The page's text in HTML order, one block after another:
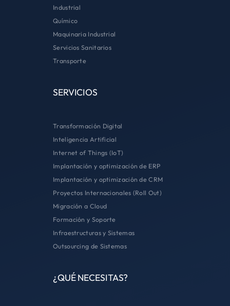
Industrial
Químico
Maquinaria Industrial
Servicios Sanitarios
Transporte
SERVICIOS
Transformación Digital
Inteligencia Artificial
Internet of Things (IoT)
Implantación y optimización de ERP
Implantación y optimización de CRM
Proyectos Internacionales (Roll Out)
Migración a Cloud
Formación y Soporte
Infraestructuras y Sistemas
Outsourcing de Sistemas
¿QUÉ NECESITAS?